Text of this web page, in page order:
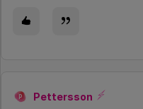
P Pettersson